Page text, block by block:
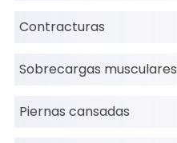
Contracturas
Sobrecargas musculares
Piernas cansadas